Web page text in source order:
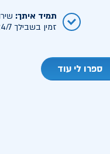
תמיד איתך:
זמין בשבילך 24/7
ספרו לי עוד